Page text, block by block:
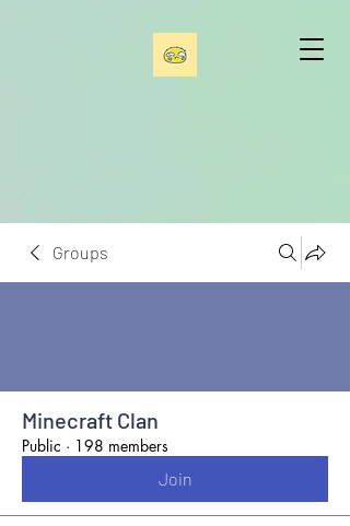
Groups
Minecraft Clan
Public · 198 members
Join